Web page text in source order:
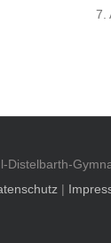
7.
Distelbarth-
|